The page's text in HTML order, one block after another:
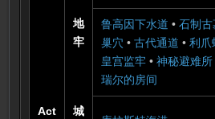
地
牢
鲁高因下水道 •石制古
巢穴 •古代通道 •利爪
皇宫监牢 •神秘避难所
瑞尔的房间
Act
城